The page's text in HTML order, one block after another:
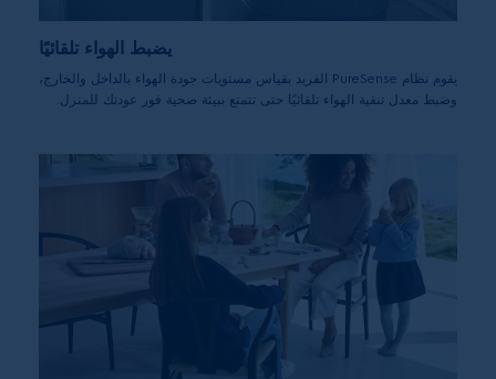
كورونا المستجد) الحية في غرفة اختبار بحجم 0.37 متر مكعب. لم تثبت
قدرته على قتل فيروسات SARS-CoV-2 أو تقليل أو منع انتشارها.
يجب استخدامه إلى جانب وسائل الوقاية الأخرى. لا تنطبق نتائج غرفة
الاختبار بالضرورة على الغرف الأكبر حجمًا وغير المغلقة
يضبط الهواء تلقائيًا
يقوم نظام PureSense الفريد بقياس مستويات جودة الهواء بالداخل والخارج،
وضبط معدل تنقية الهواء تلقائيًا حتى تتمتع ببيئة صحية فور عودتك للمنزل.